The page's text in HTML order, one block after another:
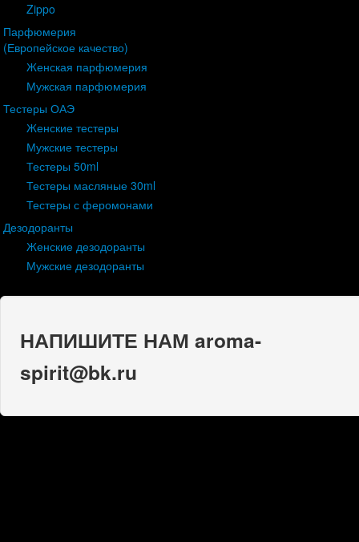
Zippo
Парфюмерия
(Европейское качество)
Женская парфюмерия
Мужская парфюмерия
Тестеры ОАЭ
Женские тестеры
Мужские тестеры
Тестеры 50ml
Тестеры масляные 30ml
Тестеры с феромонами
Дезодоранты
Женские дезодоранты
Мужские дезодоранты
НАПИШИТЕ НАМ aroma-
spirit@bk.ru